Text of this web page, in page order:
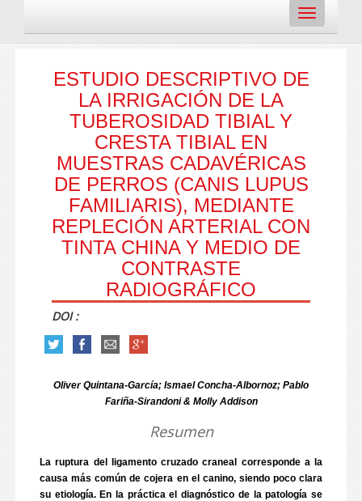
Toggle
navigation
ESTUDIO DESCRIPTIVO DE
LA IRRIGACIÓN DE LA
TUBEROSIDAD TIBIAL Y
CRESTA TIBIAL EN
MUESTRAS CADAVÉRICAS
DE PERROS (CANIS LUPUS
FAMILIARIS), MEDIANTE
REPLECIÓN ARTERIAL CON
TINTA CHINA Y MEDIO DE
CONTRASTE
RADIOGRÁFICO
DOI :
Oliver Quintana-García; Ismael Concha-Albornoz; Pablo
Fariña-Sirandoni & Molly Addison
Resumen
La ruptura del ligamento cruzado craneal corresponde a la
causa más común de cojera en el canino, siendo poco clara
su etiología. En la práctica el diagnóstico de la patología se